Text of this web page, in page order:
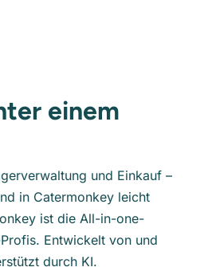
einem
und Einkauf –
in Catermonkey leicht
ist die All-in-one-
Entwickelt von und
durch KI.